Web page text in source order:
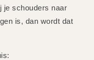
je schouders naar
is, dan wordt dat